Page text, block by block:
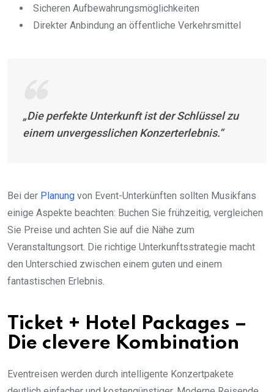
Sicheren Aufbewahrungsmöglichkeiten
Direkter Anbindung an öffentliche Verkehrsmittel
„Die perfekte Unterkunft ist der Schlüssel zu
einem unvergesslichen Konzerterlebnis.“
Bei der Planung von Event-Unterkünften sollten Musikfans
einige Aspekte beachten: Buchen Sie frühzeitig, vergleichen
Sie Preise und achten Sie auf die Nähe zum
Veranstaltungsort. Die richtige Unterkunftsstrategie macht
den Unterschied zwischen einem guten und einem
fantastischen Erlebnis.
Ticket + Hotel Packages –
Die clevere Kombination
Eventreisen werden durch intelligente Konzertpakete